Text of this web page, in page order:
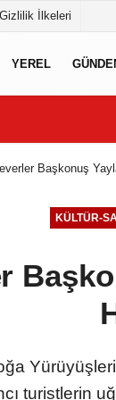
Gizlilik İlkeleri
YEREL
Başkonuş
KÜLTÜR-
turistlerin